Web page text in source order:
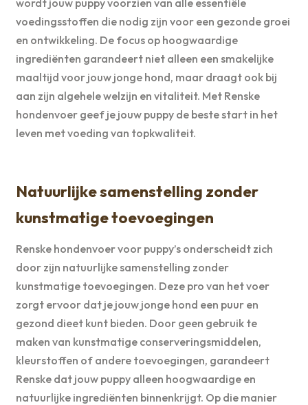
wordt jouw puppy voorzien van alle essentiële
voedingsstoffen die nodig zijn voor een gezonde groei
en ontwikkeling. De focus op hoogwaardige
ingrediënten garandeert niet alleen een smakelijke
maaltijd voor jouw jonge hond, maar draagt ook bij
aan zijn algehele welzijn en vitaliteit. Met Renske
hondenvoer geef je jouw puppy de beste start in het
leven met voeding van topkwaliteit.
Natuurlijke samenstelling zonder
kunstmatige toevoegingen
Renske hondenvoer voor puppy’s onderscheidt zich
door zijn natuurlijke samenstelling zonder
kunstmatige toevoegingen. Deze pro van het voer
zorgt ervoor dat je jouw jonge hond een puur en
gezond dieet kunt bieden. Door geen gebruik te
maken van kunstmatige conserveringsmiddelen,
kleurstoffen of andere toevoegingen, garandeert
Renske dat jouw puppy alleen hoogwaardige en
natuurlijke ingrediënten binnenkrijgt. Op die manier